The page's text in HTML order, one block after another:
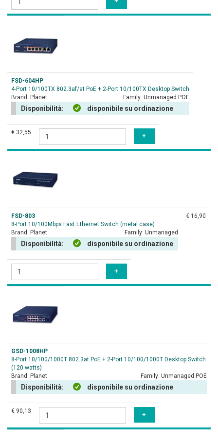
FSD-604HP
4-Port 10/100TX 802.3af/at PoE + 2-Port 10/100TX Desktop Switch
Brand: Planet Family: Unmanaged POE
Disponibilità: disponibile su ordinazione
€ 32,55
FSD-803
8-Port 10/100Mbps Fast Ethernet Switch (metal case)
Brand: Planet Family: Unmanaged
Disponibilità: disponibile su ordinazione
€ 16,90
GSD-1008HP
8-Port 10/100/1000T 802.3at PoE + 2-Port 10/100/1000T Desktop Switch
(120 watts)
Brand: Planet Family: Unmanaged POE
Disponibilità: disponibile su ordinazione
€ 90,13